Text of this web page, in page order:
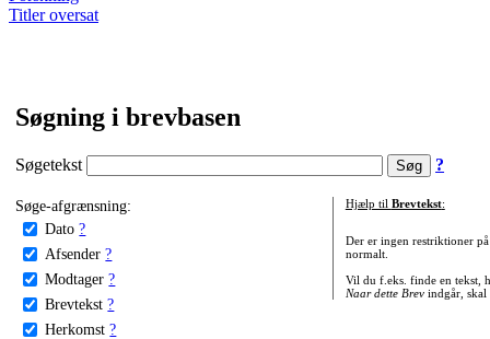
Titler oversat
Søgning i brevbasen
Søgetekst ?
Søge-afgrænsning:
Dato ?
Afsender ?
Modtager ?
Brevtekst ?
Herkomst ?
Hjælp til Brevtekst:
Der er ingen restriktioner
normalt.
Vil du f.eks. finde en tekst,
Naar dette Brevindgår, skal